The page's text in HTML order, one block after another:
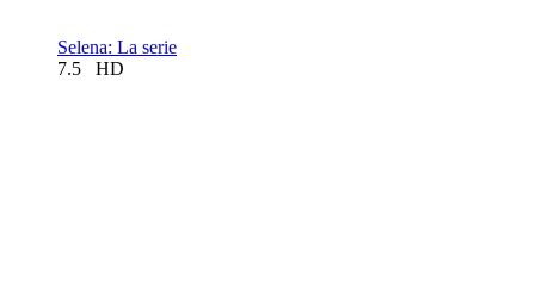
Selena: La serie
7.5
HD